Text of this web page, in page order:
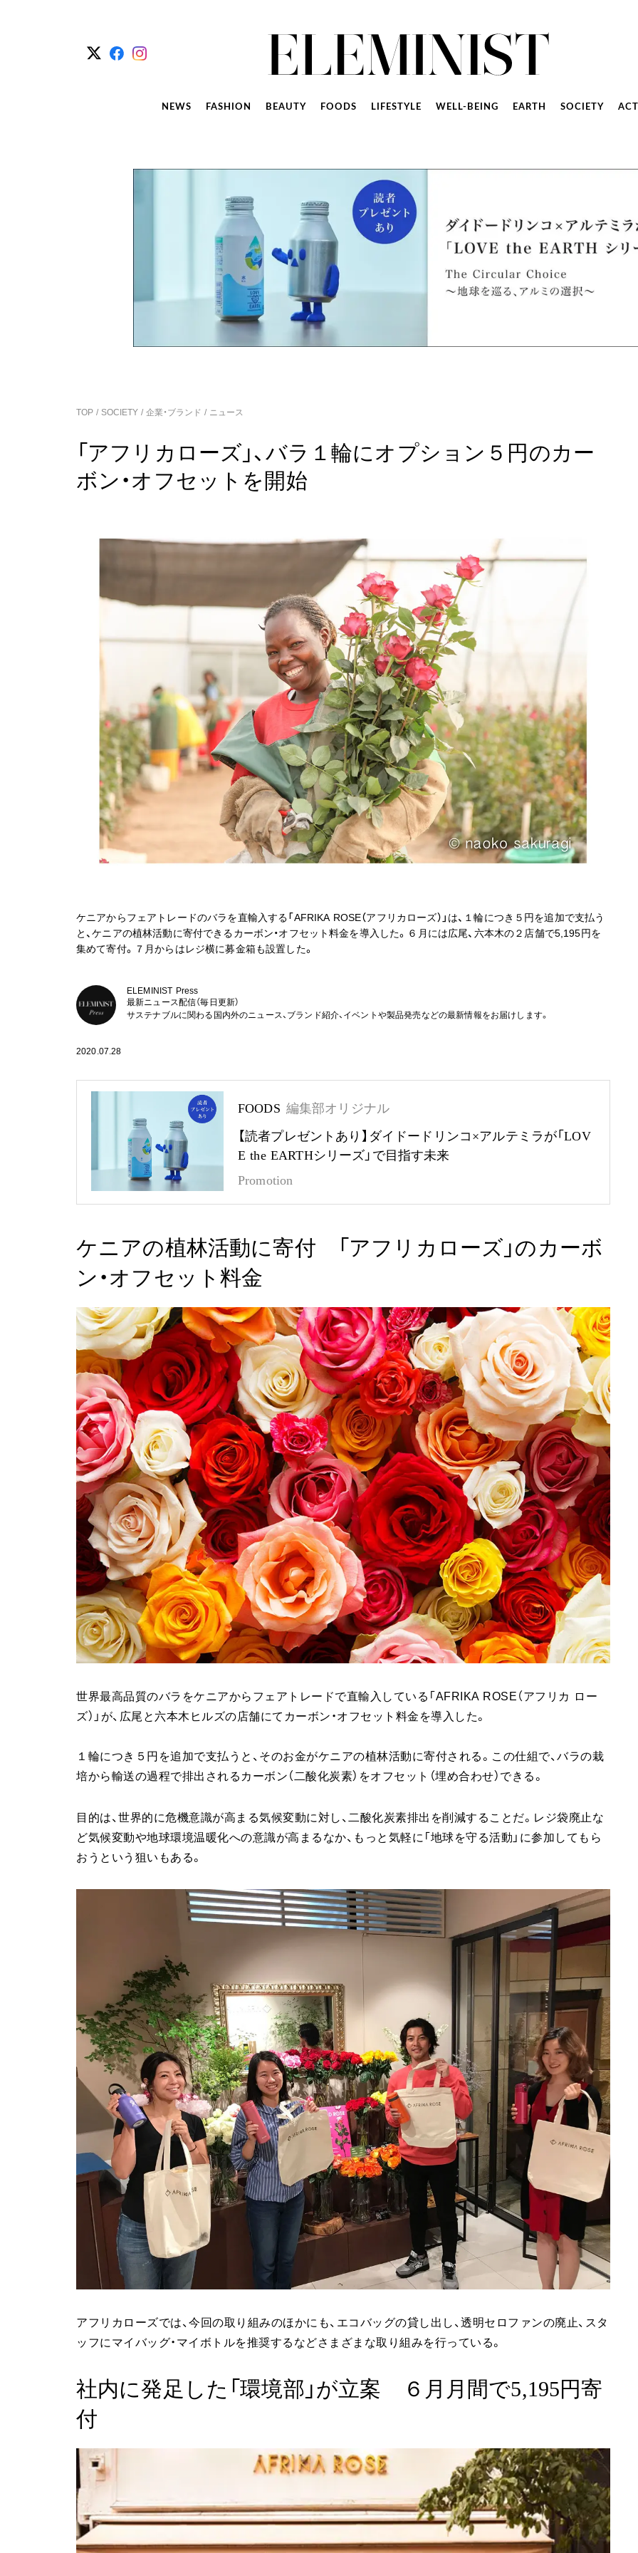
NEWS FASHION BEAUTY FOODS LIFESTYLE WELL-BEING EARTH SOCIETY
TOP SOCIETY 企業・ブランド ニュース
「アフリカローズ」、バラ１輪にオプション５円のカー
ボン・オフセットを開始
ケニアからフェアトレードのバラを直輸入する「AFRIKA ROSE（アフリカローズ）」は、１輪につき５円を追加で支払う
と、ケニアの植林活動に寄付できるカーボン・オフセット料金を導入した。６月には広尾、六本木の２店舗で5,195円を
集めて寄付。７月からはレジ横に募金箱も設置した。
ELEMINIST Press
最新ニュース配信（毎日更新）
サステナブルに関わる国内外のニュース、ブランド紹介、イベントや製品発売などの最新情報をお届けします。
2020.07.28
FOODS 編集部オリジナル
【読者プレゼントあり】ダイドードリンコ×アルテミラが「LOV
E the EARTHシリーズ」で目指す未来
Promotion
ケニアの植林活動に寄付 「アフリカローズ」のカーボ
ン・オフセット料金
世界最高品質のバラをケニアからフェアトレードで直輸入している「AFRIKA ROSE（アフリカ ロー
ズ）」が、広尾と六本木ヒルズの店舗にてカーボン・オフセット料金を導入した。
１輪につき５円を追加で支払うと、そのお金がケニアの植林活動に寄付される。この仕組で、バラの栽
培から輸送の過程で排出されるカーボン（二酸化炭素）をオフセット（埋め合わせ）できる。
目的は、世界的に危機意識が高まる気候変動に対し、二酸化炭素排出を削減することだ。レジ袋廃止な
ど気候変動や地球環境温暖化への意識が高まるなか、もっと気軽に「地球を守る活動」に参加してもら
おうという狙いもある。
アフリカローズでは、今回の取り組みのほかにも、エコバッグの貸し出し、透明セロファンの廃止、スタ
ッフにマイバッグ・マイボトルを推奨するなどさまざまな取り組みを行っている。
社内に発足した「環境部」が立案 ６月月間で5,195円寄
付